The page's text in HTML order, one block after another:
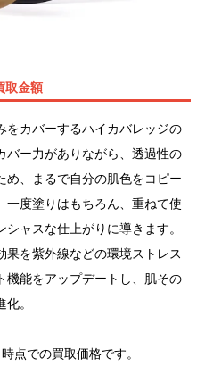
取金額
をカバーするハイカバレッジの
バー力がありながら、透過性の
め、まるで自分の肌色をコピー
一度塗りはもちろん、重ねて使
ャスな仕上がりに導きます。
を紫外線などの環境ストレス
機能をアップデートし、肌その
。
点での買取価格です。